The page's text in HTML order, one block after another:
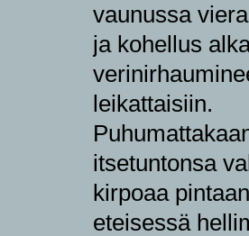
vaunussa
ja kohellus
leikattaisiin.
itsetuntonsa
kirpoaa
eteisessä